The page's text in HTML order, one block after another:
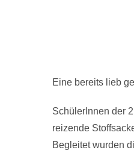
Eine bereits lieb
SchülerInnen der
reizende
Begleitet wurden